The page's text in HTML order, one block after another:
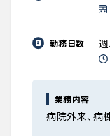
勤務日数
業務内容
病院外来、病